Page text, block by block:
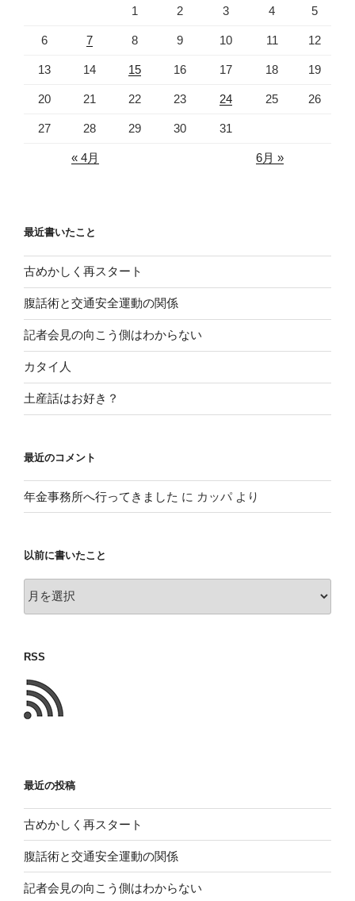
1 2 3 4 5
6 7 8 9 10 11 12
13 14 15 16 17 18 19
20 21 22 23 24 25 26
27 28 29 30 31
« 4月 6月 »
最近書いたこと
古めかしく再スタート
腹話術と交通安全運動の関係
記者会見の向こう側はわからない
カタイ人
土産話はお好き？
最近のコメント
年金事務所へ行ってきました に カッパより
以前に書いたこと
前
い
た
こ
と
RSS
最近の投稿
古めかしく再スタート
腹話術と交通安全運動の関係
記者会見の向こう側はわからない